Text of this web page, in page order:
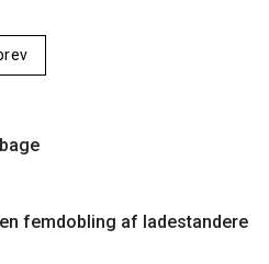
femdobling af ladestandere